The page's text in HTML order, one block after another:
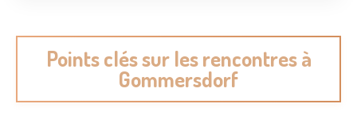
Points clés sur les rencontres à
Gommersdorf